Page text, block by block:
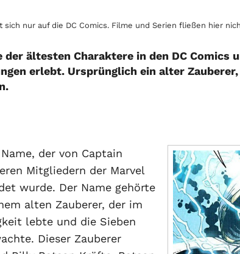
sich nur auf die DC Comics. Filme und Serien fließen hier
der ältesten Charaktere in den DC Comics
erlebt. Ursprünglich ein alter
der von Captain
Mitgliedern der Marvel
wurde. Der Name gehörte
alten Zauberer, der im
lebte und die Sieben
Dieser Zauberer